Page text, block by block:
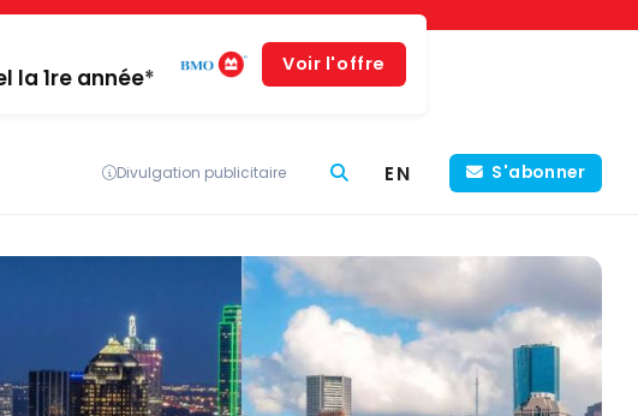
la 1re année*
Voir l'offre
Divulgation publicitaire EN S'abonner